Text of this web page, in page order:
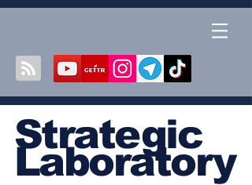
Strategic
Laboratory